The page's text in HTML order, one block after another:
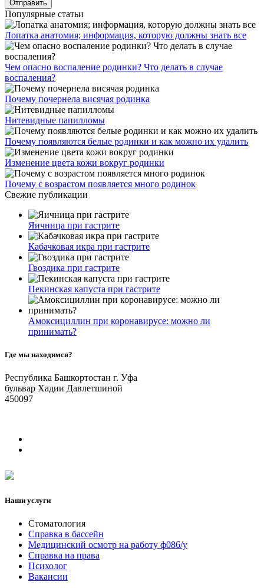
Популярные статьи
Лопатка анатомия; информация, которую должны знать все
Чем опасно воспаление родинки? Что делать в случае
воспаления?
Почему почернела висячая родинка
Нитевидные папилломы
Почему появляются белые родинки и как можно их удалить
Изменение цвета кожи вокруг родинки
Почему с возрастом появляется много родинок
Свежие публикации
Яичница при гастрите
Кабачковая икра при гастрите
Гвоздика при гастрите
Пекинская капуста при гастрите
Амоксициллин при коронавирусе: можно ли
принимать?
Где мы находимся?
Республика Башкортостан г. Уфа
бульвар Хадии Давлетшиной
450097
Наши услуги
Стоматология
Справка в бассейн
Медицинский осмотр на работу ф086/у
Справка на права
Психолог
Вакансии